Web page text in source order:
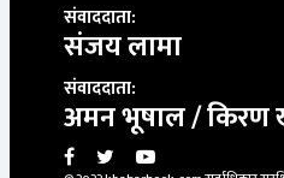
संवाददाता:
संजय लामा
संवाददाता:
अमन भूषाल / किरण